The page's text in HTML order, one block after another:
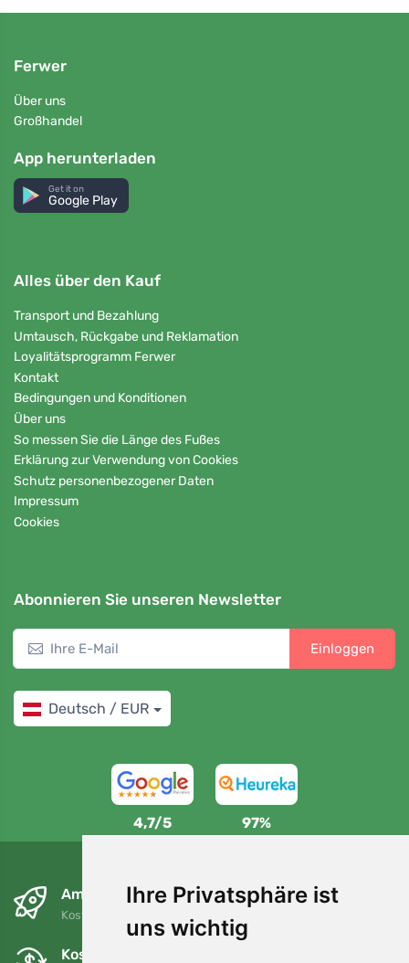
Ihre Privatsphäre ist
uns wichtig
Ferwer
Über uns
Großhandel
App herunterladen
Get it on
Google Play
Alles über den Kauf
Transport und Bezahlung
Umtausch, Rückgabe und Reklamation
Loyalitätsprogramm Ferwer
Kontakt
Bedingungen und Konditionen
Über uns
So messen Sie die Länge des Fußes
Erklärung zur Verwendung von Cookies
Schutz personenbezogener Daten
Impressum
Cookies
Abonnieren Sie unseren Newsletter
Einloggen
Deutsch / EUR
4,7/5 97%
Am nächsten Tag und kostenlos
Kostenloser Versand für Bestellungen über 80 EUR
Kostenloser Umtausch und Rückgabe